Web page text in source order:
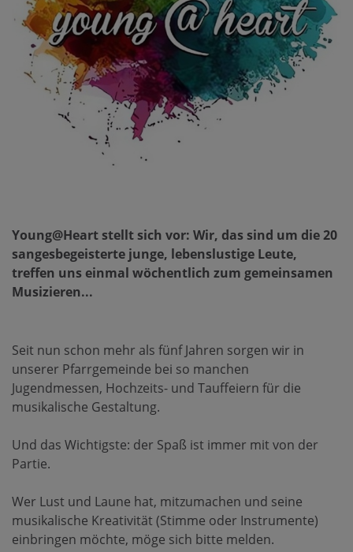
Young@Heart stellt sich vor: Wir, das sind um die 20
sangesbegeisterte junge, lebenslustige Leute,
treffen uns einmal wöchentlich zum gemeinsamen
Musizieren...
Seit nun schon mehr als fünf Jahren sorgen wir in
unserer Pfarrgemeinde bei so manchen
Jugendmessen, Hochzeits- und Tauffeiern für die
musikalische Gestaltung.
Und das Wichtigste: der Spaß ist immer mit von der
Partie.
Wer Lust und Laune hat, mitzumachen und seine
musikalische Kreativität (Stimme oder Instrumente)
einbringen möchte, möge sich bitte melden.